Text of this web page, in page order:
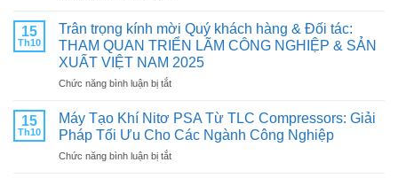
TÙNG
CHÍNH
HÃNG:
CHÌA
KHÓA
TUỔI
THỌ
VÀ
TỐI
15
Th10
Trân trọng kính mời Quý khách hàng & Đối tác:
THAM QUAN TRIỂN LÃM CÔNG NGHIỆP & SẢN
XUẤT VIỆT NAM 2025
Chức năng bình luận bị tắtở
trọng
kính
mời
Quý
15
Th10
Máy Tạo Khí Nitơ PSA Từ TLC Compressors: Giải
Pháp Tối Ưu Cho Các Ngành Công Nghiệp
Chức năng bình luận bị tắtở